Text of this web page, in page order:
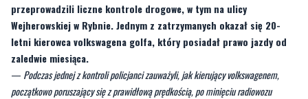
przeprowadzili liczne kontrole drogowe, w tym na ulicy
Wejherowskiej w Rybnie. Jednym z zatrzymanych okazał się 20-
letni kierowca volkswagena golfa, który posiadał prawo jazdy od
zaledwie miesiąca.
— Podczas jednej z kontroli policjanci zauważyli, jak kierujący volkswagenem,
początkowo poruszający się z prawidłową prędkością, po minięciu radiowozu